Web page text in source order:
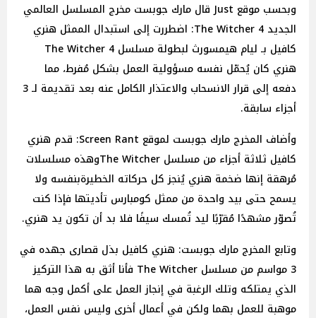
وبحسب موقع Just قال مارك جوبست مخرج المسلسل العالمي
الجديد 4 The Witcher: اضطررت إلى استبدال الممثل هنري
كافيل بـ ليام هيمسورث لبطولة مسلسل The Witcher 4
هنري كان يُحمّل نفسه مسؤولية العمل بشكل مُفرط، مما
دفعه إلى قرار الانسحاب والاعتذار الكامل عنه بعد تقديمة لـ 3
أجزاء سابقة.
وأضاف المخرج مارك جوبست لموقع Screen Rant: قدم هنري
كافيل ثلاثة أجزاء من مسلسل The Witcherوهذه مسلسلات
مُرهقة إنها ضخمة هنري يُنجز كل حركاته الخطيرةبنفسه ولا
يسمح حتى بيد واحدة من ممثل كومبارس تأديتها فإذا كنت
تُصوّر مشهدًا مُقرّبًا ليد تُمسك سيفًا فلا بد أن تكون يد هنري.
وتابع المخرج مارك جوبست: هنري كافيل بذل قصارى جهده في
3 مواسم من مسلسل The Witcher فأنا أثق به هذا التركيز
الذي يمتلكه وتلك الرغبة في إنجاز العمل على أكمل وجه هما
موهبة للعمل بهما ولكن في أعمال أخرى وليس نفس العمل،